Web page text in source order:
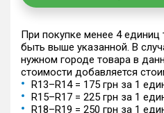
При покупке менее 4
быть выше указанной. В
нужном городе товара в
стоимости добавляется
R13–R14 = 175 грн за 1
R15–R17 = 225 грн за 1
R18–R19 = 250 грн за 1